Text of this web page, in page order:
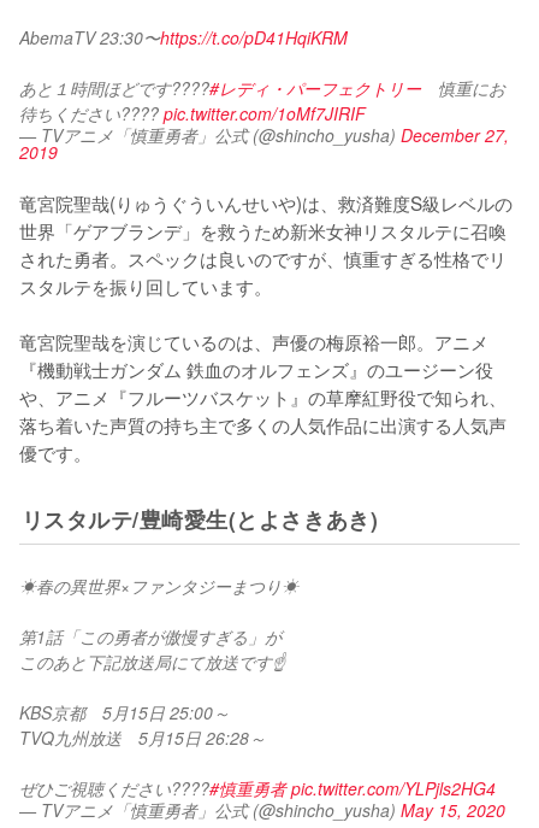
AbemaTV 23:30〜https://t.co/pD41HqiKRM
あと１時間ほどです????#レディ・パーフェクトリー 慎重にお
待ちください???? pic.twitter.com/1oMf7JIRIF
— TVアニメ「慎重勇者」公式 (@shincho_yusha) December 27,
2019
竜宮院聖哉(りゅうぐういんせいや)は、救済難度S級レベルの
世界「ゲアブランデ」を救うため新米女神リスタルテに召喚
された勇者。スペックは良いのですが、慎重すぎる性格でリ
スタルテを振り回しています。
竜宮院聖哉を演じているのは、声優の梅原裕一郎。アニメ
『機動戦士ガンダム 鉄血のオルフェンズ』のユージーン役
や、アニメ『フルーツバスケット』の草摩紅野役で知られ、
落ち着いた声質の持ち主で多くの人気作品に出演する人気声
優です。
リスタルテ/豊崎愛生(とよさきあき)
☀春の異世界×ファンタジーまつり☀
第1話「この勇者が傲慢すぎる」が
このあと下記放送局にて放送です☝
KBS京都　5月15日 25:00～
TVQ九州放送　5月15日 26:28～
ぜひご視聴ください????#慎重勇者 pic.twitter.com/YLPjls2HG4
— TVアニメ「慎重勇者」公式 (@shincho_yusha) May 15, 2020